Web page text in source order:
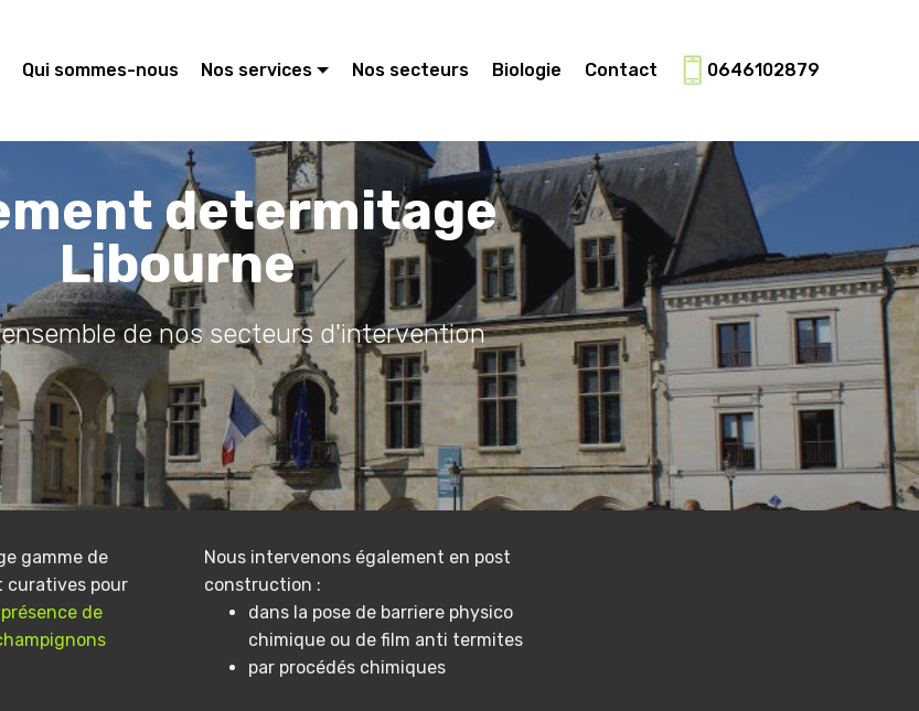
Qui sommes-nous Nos services Nos secteurs Biologie Contact 0646102879
determitage
Libourne
de nos secteurs d'intervention
gamme de
curatives pour
présence de
Nous intervenons également en post
construction :
dans la pose de barriere physico
chimique ou de film anti termites
par procédés chimiques